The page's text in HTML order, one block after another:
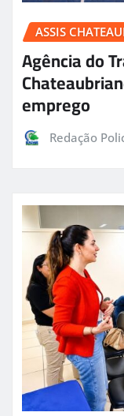
ASSIS
Agência do
emprego
Redação